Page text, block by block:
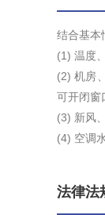
结合基本
(1) 温度
(2) 机房
可开闭窗
(3) 新风
(4) 空调
法律法